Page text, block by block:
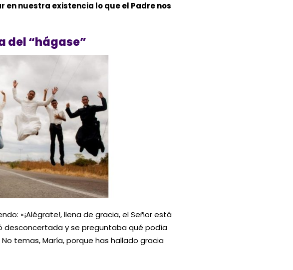
nuestra existencia lo que el Padre nos
del “hágase”
«¡Alégrate!, llena de gracia, el Señor está
desconcertada y se preguntaba qué podía
No temas, María, porque has hallado gracia